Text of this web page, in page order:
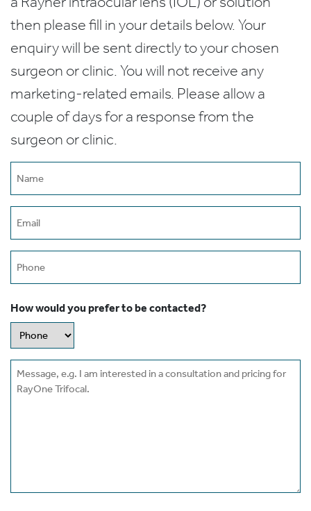
then please fill in your details below. Your
enquiry will be sent directly to your chosen
surgeon or clinic. You will not receive any
marketing-related emails. Please allow a
couple of days for a response from the
surgeon or clinic.
How would you prefer to be contacted?
Message